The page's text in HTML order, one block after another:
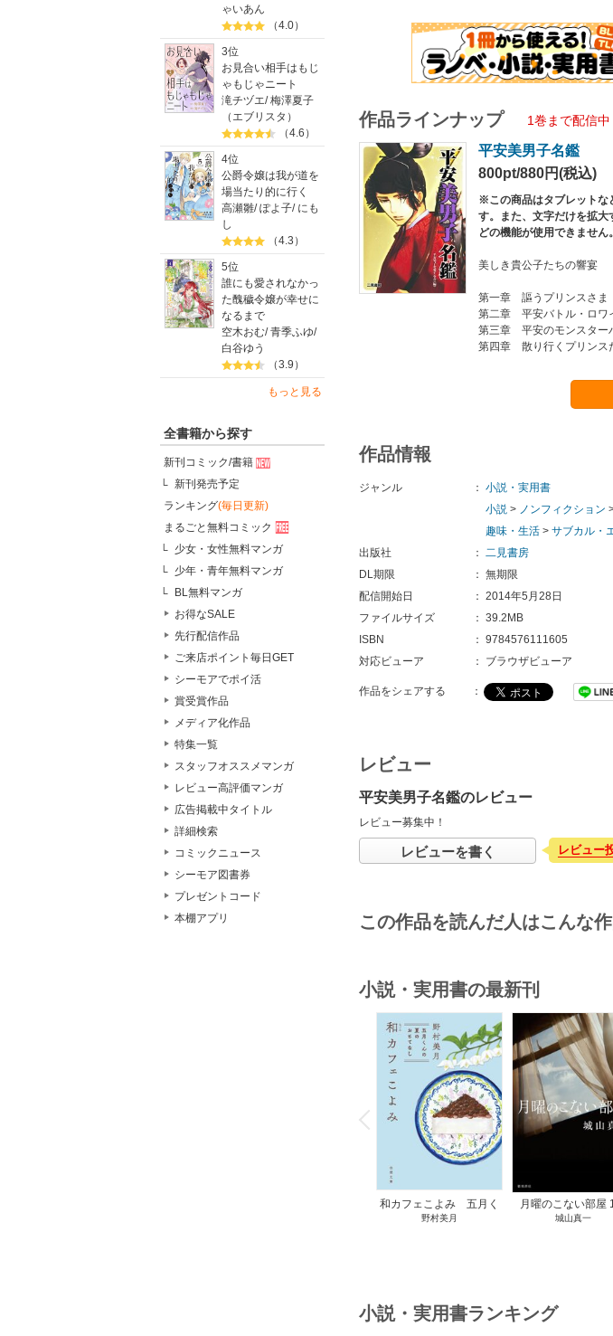
ゃいあん
（4.0）
3位
お見合い相手はもじ
ゃもじゃニート
滝チヅエ/梅澤夏子
（エブリスタ）
（4.6）
4位
公爵令嬢は我が道を
場当たり的に行く
高瀬雛/ぽよ子/ にも
し
（4.3）
5位
誰にも愛されなかっ
た醜穢令嬢が幸せに
なるまで
空木おむ/青季ふゆ/
白谷ゆう
（3.9）
もっと見る
全書籍から探す
新刊コミック/書籍
新刊発売予定
ランキング(毎日更新)
まるごと無料コミック
少女・女性無料マンガ
少年・青年無料マンガ
BL無料マンガ
お得なSALE
先行配信作品
ご来店ポイント毎日GET
シーモアでポイ活
賞受賞作品
メディア化作品
特集一覧
スタッフオススメマンガ
レビュー高評価マンガ
広告掲載中タイトル
詳細検索
コミックニュース
シーモア図書券
プレゼントコード
本棚アプリ
作品ラインナップ 1巻まで配信中
平安美男子名鑑
800pt/880円(税込)
※この商品はタブレットな
す。また、文字だけを拡
どの機能が使用できません。
美しき貴公子たちの響宴
第一章 謳うプリンスさま
第二章 平安バトル・ロワ
第三章 平安のモンスター
第四章 散り行くプリンス
作品情報
ジャンル ： 小説・実用書
小説 > ノンフィクション
趣味・生活 > サブカル・
出版社
： 二見書房
DL期限
： 無期限
配信開始日
： 2014年5月28日
ファイルサイズ
： 39.2MB
ISBN
： 9784576111605
対応ビューア
： ブラウザビューア
作品をシェアする ：
レビュー
平安美男子名鑑のレビュー
レビュー募集中！
レビューを書く レビュー
この作品を読んだ人はこんな
小説・実用書の最新刊
P
r
e
v
i
o
u
和カフェこよみ 五月く
んの夏のおもてなし 1巻
野村美月
月曜のこない部屋
城山真一
小説・実用書ランキング